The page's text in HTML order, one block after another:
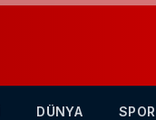
DÜNYA SPOR